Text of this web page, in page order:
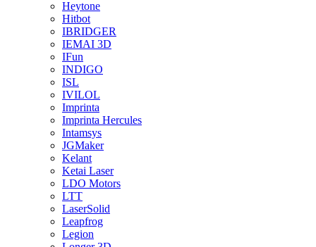
Heytone
Hitbot
IBRIDGER
IEMAI 3D
IFun
INDIGO
ISL
IVILOL
Imprinta
Imprinta Hercules
Intamsys
JGMaker
Kelant
Ketai Laser
LDO Motors
LTT
LaserSolid
Leapfrog
Legion